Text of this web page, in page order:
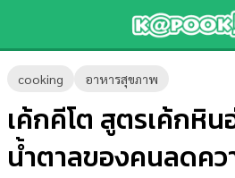
cooking อาหารสุขภาพ
เค้กคีโต สูตรเค้กหิน
น้ำตาลของคนลดคว
ข่าว-
ความ
รู้